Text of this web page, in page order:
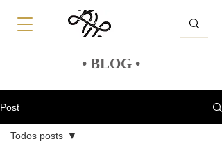
• BLOG •
Post
Todos posts